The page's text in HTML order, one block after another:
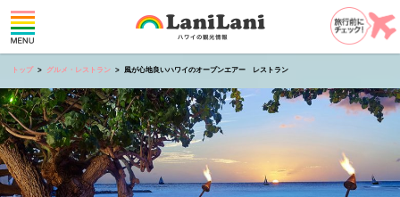
トップ グルメ・レストラン 風が心地良いハワイのオープンエアー レストラン